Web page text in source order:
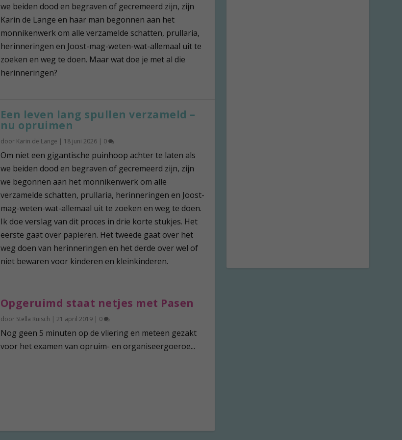
we beiden dood en begraven of gecremeerd zijn, zijn
Karin de Lange en haar man begonnen aan het
monnikenwerk om alle verzamelde schatten, prullaria,
herinneringen en Joost-mag-weten-wat-allemaal uit te
zoeken en weg te doen. Maar wat doe je met al die
herinneringen?
Een leven lang spullen verzameld –
nu opruimen
door Karin de Lange | 18 juni 2026| 0
Om niet een gigantische puinhoop achter te laten als
we beiden dood en begraven of gecremeerd zijn, zijn
we begonnen aan het monnikenwerk om alle
verzamelde schatten, prullaria, herinneringen en Joost-
mag-weten-wat-allemaal uit te zoeken en weg te doen.
Ik doe verslag van dit proces in drie korte stukjes. Het
eerste gaat over papieren. Het tweede gaat over het
weg doen van herinneringen en het derde over wel of
niet bewaren voor kinderen en kleinkinderen.
Opgeruimd staat netjes met Pasen
door Stella Ruisch | 21 april 2019| 0
Nog geen 5 minuten op de vliering en meteen gezakt
voor het examen van opruim- en organiseergoeroe...